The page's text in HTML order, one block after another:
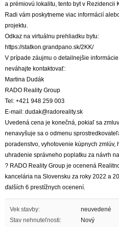
a prémiovú lokalitu, tento byt v Rezidencii
Radi vám poskytneme viac informácií
projektu.
Odkaz na virtuálnu prehliadku bytu:
https://statkon.grandpano.sk/2KK/
V prípade záujmu o detailnejšie
neváhajte kontaktovať:
Martina Dudák
RADO Reality Group
Tel: +421 948 259 003
E-mail: dudak@radoreality.sk
Uvedená cena je konečná, pokiaľ sa
nenavyšuje sa o odmenu
poradenstvo, vyhotovenie kúpnych zmlúv,
uhradenie správneho poplatku za návrh
? RADO Reality Group je ocenená
kancelária na Slovensku za roky 2022 a
ďalších 6 prestížnych ocenení.
Vek stavby:
neuvedené
Stav nehnuteľnosti:
Nový